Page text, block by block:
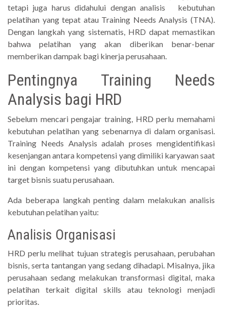
tetapi juga harus didahului dengan analisis kebutuhan
pelatihan yang tepat atau Training Needs Analysis (TNA).
Dengan langkah yang sistematis, HRD dapat memastikan
bahwa pelatihan yang akan diberikan benar-benar
memberikan dampak bagi kinerja perusahaan.
Pentingnya Training Needs
Analysis bagi HRD
Sebelum mencari pengajar training, HRD perlu memahami
kebutuhan pelatihan yang sebenarnya di dalam organisasi.
Training Needs Analysis adalah proses mengidentifikasi
kesenjangan antara kompetensi yang dimiliki karyawan saat
ini dengan kompetensi yang dibutuhkan untuk mencapai
target bisnis suatu perusahaan.
Ada beberapa langkah penting dalam melakukan analisis
kebutuhan pelatihan yaitu:
Analisis Organisasi
HRD perlu melihat tujuan strategis perusahaan, perubahan
bisnis, serta tantangan yang sedang dihadapi. Misalnya, jika
perusahaan sedang melakukan transformasi digital, maka
pelatihan terkait digital skills atau teknologi menjadi
prioritas.